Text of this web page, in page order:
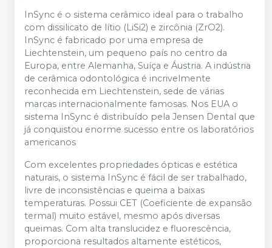
InSync é o sistema cerâmico ideal para o trabalho
com dissilicato de lítio (LiSi2) e zircônia (ZrO2).
InSync é fabricado por uma empresa de
Liechtenstein, um pequeno país no centro da
Europa, entre Alemanha, Suíça e Áustria. A indústria
de cerâmica odontológica é incrivelmente
reconhecida em Liechtenstein, sede de várias
marcas internacionalmente famosas. Nos EUA o
sistema InSync é distribuído pela Jensen Dental que
já conquistou enorme sucesso entre os laboratórios
americanos
Com excelentes propriedades ópticas e estética
naturais, o sistema InSync é fácil de ser trabalhado,
livre de inconsistências e queima a baixas
temperaturas. Possui CET (Coeficiente de expansão
termal) muito estável, mesmo após diversas
queimas. Com alta translucidez e fluorescência,
proporciona resultados altamente estéticos,